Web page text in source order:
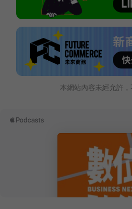
本網站內容未經允許，